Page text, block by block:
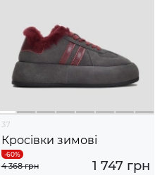
37
Кросівки зимові
1 747 грн
4 368 грн